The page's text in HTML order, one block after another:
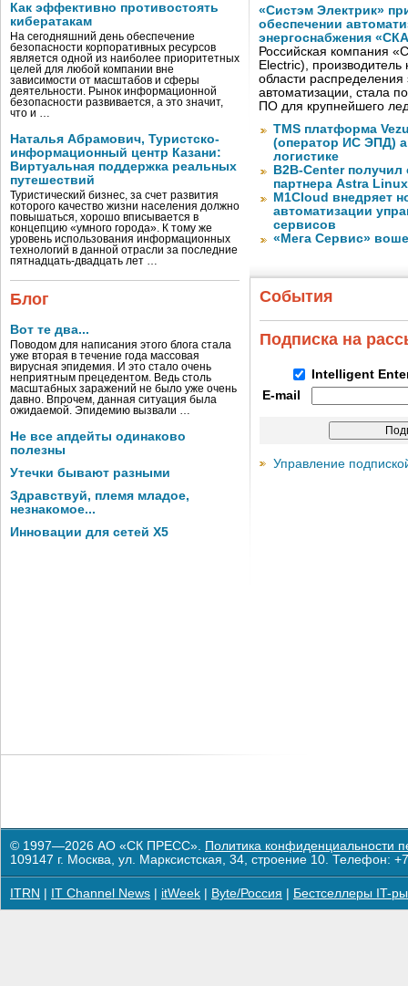
Как эффективно противостоять
кибератакам
На сегодняшний день обеспечение
безопасности корпоративных ресурсов
является одной из наиболее приоритетных
целей для любой компании вне
зависимости от масштабов и сферы
деятельности. Рынок информационной
безопасности развивается, а это значит,
что и …
Наталья Абрамович, Туристско-
информационный центр Казани:
Виртуальная поддержка реальных
путешествий
Туристический бизнес, за счет развития
которого качество жизни населения должно
повышаться, хорошо вписывается в
концепцию «умного города». К тому же
уровень использования информационных
технологий в данной отрасли за последние
пятнадцать-двадцать лет …
Блог
Вот те два...
Поводом для написания этого блога стала
уже вторая в течение года массовая
вирусная эпидемия. И это стало очень
неприятным прецедентом. Ведь столь
масштабных заражений не было уже очень
давно. Впрочем, данная ситуация была
ожидаемой. Эпидемию вызвали …
Не все апдейты одинаково
полезны
Утечки бывают разными
Здравствуй, племя младое,
незнакомое...
Инновации для сетей X5
«Систэм Электрик»
обеспечении
энергоснабжения
Российская компания
Electric),
области распределения
автоматизации, стала
ПО для крупнейшего
TMS платформа
(оператор ИС ЭПД)
логистике
B2B-Center получил
партнера Astra Linux
M1Cloud внедряет
автоматизации
сервисов
«Мега Сервис»
События
Подписка на
Intelligent
E-mail
Управление
© 1997—2026 АО «СК ПРЕСС». Политика конфиденциальности
109147 г. Москва, ул. Марксистская, 34, строение 10. Телефон:
ITRN IT Channel News itWeek Byte/Россия Бестселлеры IT-